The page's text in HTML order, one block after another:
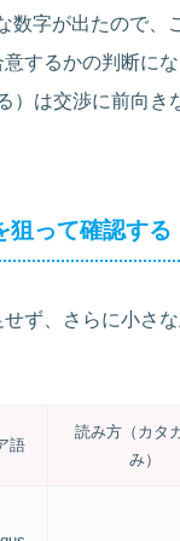
数字が出たので、
意するかの判断に
）は交渉に前向き
狙って確認する
ず、さらに小さ
語
読み方（カタ
み）